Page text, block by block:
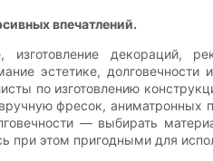
впечатлений.
декораций,
эстетике, долговечности
по изготовлению
фресок, аниматронных
— выбирать
при этом пригодными для